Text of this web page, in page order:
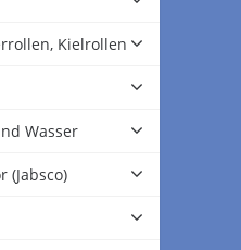
Kielrollen
Wasser
(Jabsco)